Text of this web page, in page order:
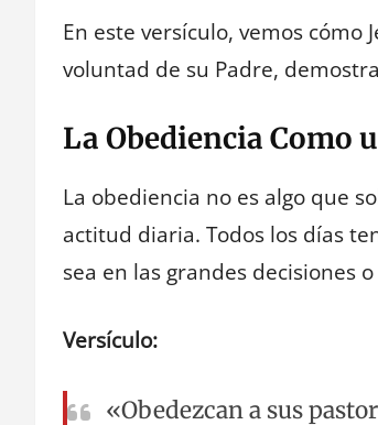
En este versículo, vemos cómo
voluntad de su Padre,
La Obediencia Como
La obediencia no es algo que
actitud diaria. Todos los días
sea en las grandes decisiones
Versículo:
«Obedezcan a sus